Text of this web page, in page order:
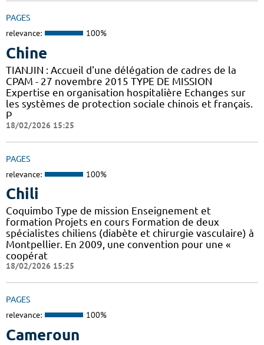
PAGES
relevance: 100%
Chine
TIANJIN : Accueil d'une délégation de cadres de la
CPAM - 27 novembre 2015 TYPE DE MISSION
Expertise en organisation hospitalière Echanges sur
les systèmes de protection sociale chinois et français.
P
18/02/2026 15:25
PAGES
relevance: 100%
Chili
Coquimbo Type de mission Enseignement et
formation Projets en cours Formation de deux
spécialistes chiliens (diabète et chirurgie vasculaire) à
Montpellier. En 2009, une convention pour une «
coopérat
18/02/2026 15:25
PAGES
relevance: 100%
Cameroun